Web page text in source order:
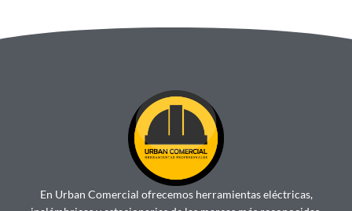
En Urban Comercial ofrecemos herramientas eléctricas,